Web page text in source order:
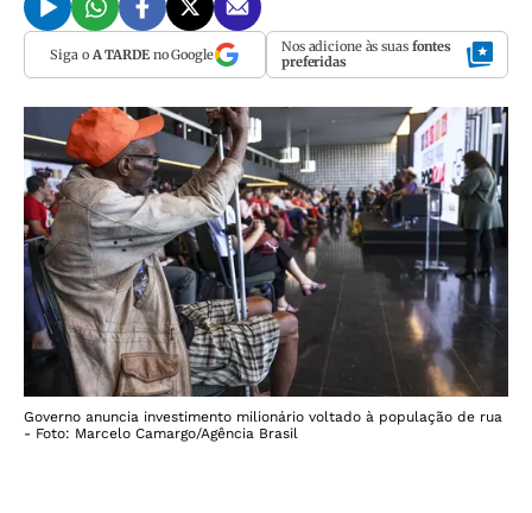
Siga o A TARDEno Google Nos adicione às suas fontes
preferidas
Governo anuncia investimento milionário voltado à população de rua
- Foto: Marcelo Camargo/Agência Brasil